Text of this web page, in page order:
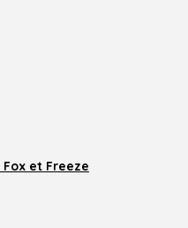
et Freeze